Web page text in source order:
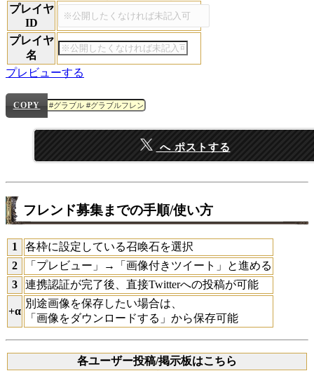
プレイヤ
ID
プレイヤ
名
プレビューする
COPY
へ ポストする
フレンド募集までの手順/使い方
1
各枠に設定している召喚石を選択
2
「プレビュー」→「画像付きツイート」と進める
3
連携認証が完了後、直接Twitterへの投稿が可能
+α
別途画像を保存したい場合は、
「画像をダウンロードする」から保存可能
各ユーザー投稿/掲示板はこちら